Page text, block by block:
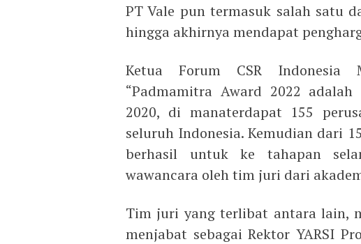
PT Vale pun termasuk salah satu
hingga akhirnya mendapat
Ketua Forum CSR Indonesia
“Padmamitra Award 2022
2020, di manaterdapat 155
seluruh Indonesia. Kemudian dari
berhasil untuk ke tahapan
wawancara oleh tim juri dari
Tim juri yang terlibat antara lain,
menjabat sebagai Rektor YARSI